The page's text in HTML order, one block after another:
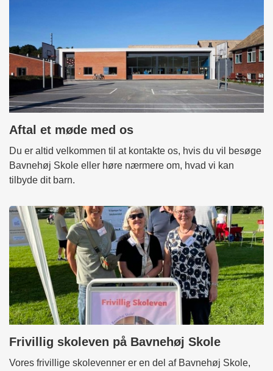
Aftal et møde med os
Du er altid velkommen til at kontakte os, hvis du vil besøge
Bavnehøj Skole eller høre nærmere om, hvad vi kan
tilbyde dit barn.
Frivillig skoleven på Bavnehøj Skole
Vores frivillige skolevenner er en del af Bavnehøj Skole,